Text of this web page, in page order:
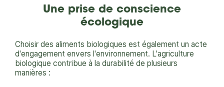
Une prise de conscience
écologique
Choisir des aliments biologiques est également un acte
d'engagement envers l'environnement. L'agriculture
biologique contribue à la durabilité de plusieurs
manières :